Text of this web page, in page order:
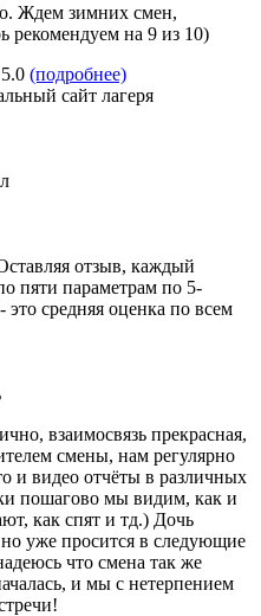
Ждем зимних смен,
рекомендуем на 9 из 10)
5.0 (подробнее)
сайт лагеря
отзыв, каждый
пяти параметрам по 5-
средняя оценка по всем
взаимосвязь прекрасная,
смены, нам регулярно
и видео отчёты в различных
пошагово мы видим, как и
как спят и тд.) Дочь
уже просится в следующие
что смена так же
и мы с нетерпением